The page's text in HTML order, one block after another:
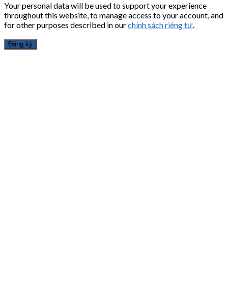
Your personal data will be used to support your experience
throughout this website, to manage access to your account, and
for other purposes described in ourchính sách riêng tư.
Đăng ký